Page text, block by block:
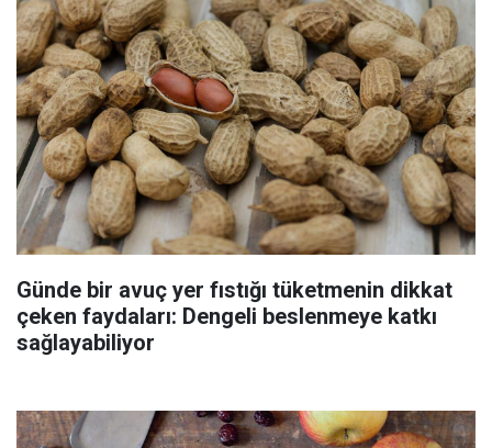
Günde bir avuç yer fıstığı tüketmenin dikkat
çeken faydaları: Dengeli beslenmeye katkı
sağlayabiliyor